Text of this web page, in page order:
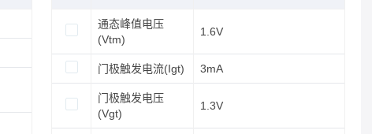
通态峰值电压
(Vtm)
1.6V
门极触发电流(Igt) 3mA
门极触发电压
(Vgt)
1.3V